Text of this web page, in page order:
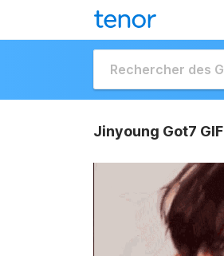
Jinyoung Got7 GIF